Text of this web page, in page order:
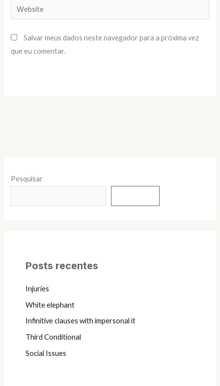
Website
Salvar meus dados neste navegador para a próxima vez
que eu comentar.
Pesquisar
Posts recentes
Injuries
White elephant
Infinitive clauses with impersonal it
Third Conditional
Social Issues